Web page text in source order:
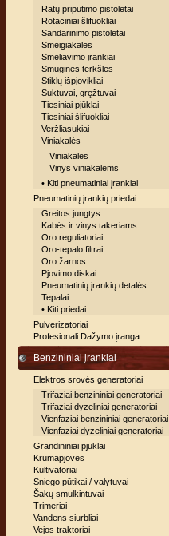
Ratų pripūtimo pistoletai
Rotaciniai šlifuokliai
Sandarinimo pistoletai
Smeigiakalės
Smėliavimo įrankiai
Smūginės terkšlės
Stiklų išpjovikliai
Suktuvai, gręžtuvai
Tiesiniai pjūklai
Tiesiniai šlifuokliai
Veržliasukiai
Viniakalės
Viniakalės
Vinys viniakalėms
• Kiti pneumatiniai įrankiai
Pneumatinių įrankių priedai
Greitos jungtys
Kabės ir vinys takeriams
Oro reguliatoriai
Oro-tepalo filtrai
Oro žarnos
Pjovimo diskai
Pneumatinių įrankių detalės
Tepalai
• Kiti priedai
Pulverizatoriai
Profesionali Dažymo įranga
Benzininiai įrankiai
Elektros srovės generatoriai
Trifaziai benzininiai generatoriai
Trifaziai dyzeliniai generatoriai
Vienfaziai benzininiai generatoriai
Vienfaziai dyzeliniai generatoriai
Grandininiai pjūklai
Krūmapjovės
Kultivatoriai
Sniego pūtikai / valytuvai
Šakų smulkintuvai
Trimeriai
Vandens siurbliai
Vejos traktoriai